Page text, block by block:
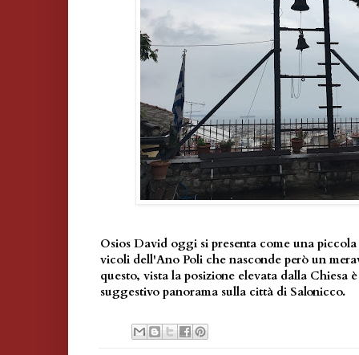
Osios David oggi si presenta come una
vicoli dell'Ano Poli che nasconde però un
questo, vista la posizione elevata dalla Chiesa
suggestivo panorama sulla città di Salonicco.